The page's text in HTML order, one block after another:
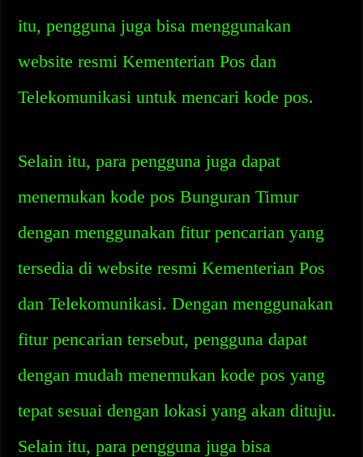
itu, pengguna juga bisa menggunakan
website resmi Kementerian Pos dan
Telekomunikasi untuk mencari kode pos.
Selain itu, para pengguna juga dapat
menemukan kode pos Bunguran Timur
dengan menggunakan fitur pencarian yang
tersedia di website resmi Kementerian Pos
dan Telekomunikasi. Dengan menggunakan
fitur pencarian tersebut, pengguna dapat
dengan mudah menemukan kode pos yang
tepat sesuai dengan lokasi yang akan dituju.
Selain itu, para pengguna juga bisa